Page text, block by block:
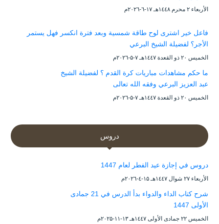
الأربعاء ۲ محرم ۱٤٤۸هـ ۱۷-٦-۲۰۲٦م
فاعل خير اشترى لوح طاقة شمسية وبعد فترة انكسر فهل يستمر
الأجر؟ لفضيلة الشيخ البرعي
الخميس ۲۰ ذو القعدة ۱٤٤۷هـ ۷-۵-۲۰۲٦م
ما حكم مشاهدات مباريات كرة القدم ؟ لفضيلة الشيخ
عبد العزيز البرعي وفقه الله تعالى
الخميس ۲۰ ذو القعدة ۱٤٤۷هـ ۷-۵-۲۰۲٦م
دروس
دروس في إجازة عيد الفطر لعام 1447
الأربعاء ۲۷ شوال ۱٤٤۷هـ ۱۵-٤-۲۰۲٦م
شرح كتاب الداء والدواء بدأ الدرس في 21 جمادى
الأولى 1447
الخميس ۲۲ جمادى الأولى ۱٤٤۷هـ ۱۳-۱۱-۲۰۲۵م